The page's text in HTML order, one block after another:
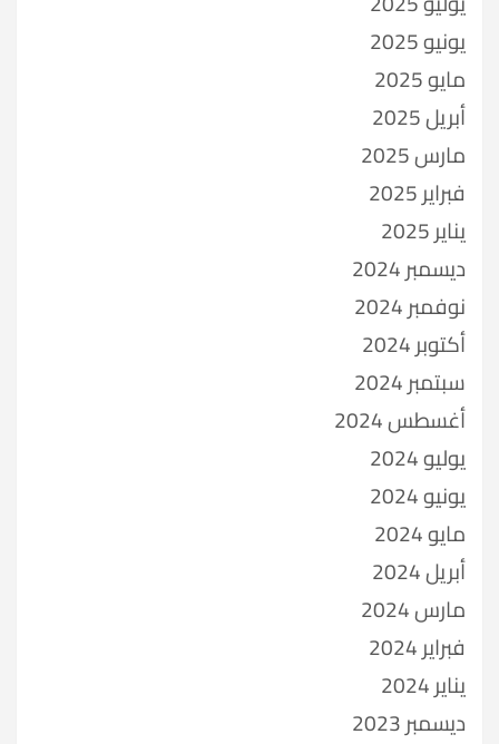
يونيو 2025
مايو 2025
أبريل 2025
مارس 2025
فبراير 2025
يناير 2025
ديسمبر 2024
نوفمبر 2024
أكتوبر 2024
سبتمبر 2024
أغسطس 2024
يوليو 2024
يونيو 2024
مايو 2024
أبريل 2024
مارس 2024
فبراير 2024
يناير 2024
ديسمبر 2023